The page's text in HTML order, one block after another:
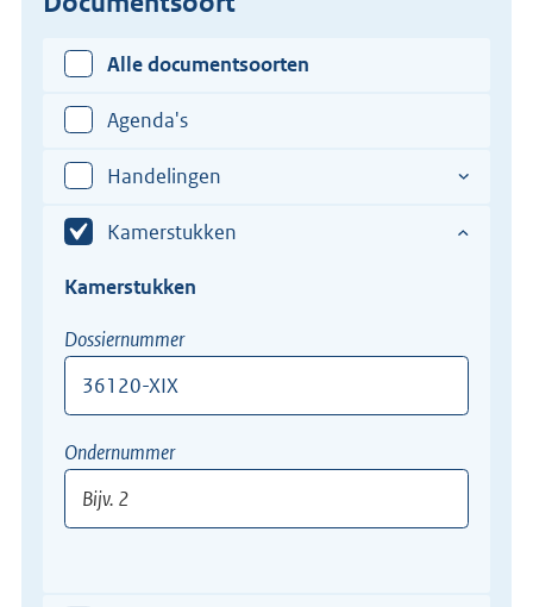
Alle documentsoorten
Agenda's
Handelingen
Kamerstukken
Kamerstukken
Dossiernummer
12345-
XII
Ondernummer